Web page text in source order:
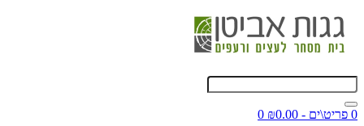
0 פריט\ים - ₪0.00
0